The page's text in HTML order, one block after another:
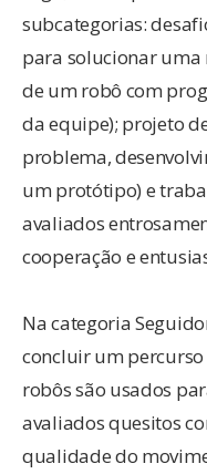
subcategorias:
para solucionar uma
de um robô com
da equipe); projeto
problema,
um protótipo) e
avaliados
cooperação e
Na categoria
concluir um
robôs são usados
avaliados quesitos
qualidade do